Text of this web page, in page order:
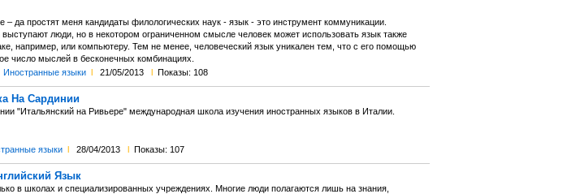
да простят меня кандидаты филологических наук - язык - это инструмент коммуникации.
люди, но в некотором ограниченном смысле человек может использовать язык также
например, или компьютеру. Тем не менее, человеческий язык уникален тем, что с его помощью
число мыслей в бесконечных комбинациях.
Иностранные языки l 21/05/2013 l Показы: 108
На Сардинии
"Итальянский на Ривьере" международная школа изучения иностранных языков в Италии.
языки l 28/04/2013 l Показы: 107
Язык
в школах и специализированных учреждениях. Многие люди полагаются лишь на знания,